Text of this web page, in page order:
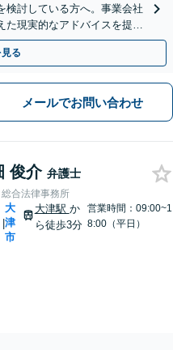
検討している方へ。事業会社
た現実的なアドバイスを提供
】
る
メールでお問い合わせ
俊介 弁護士
総合法律事務所
|
大
津
市
大津駅 か
ら徒歩3分
営業時間：09:00~1
8:00（平日）